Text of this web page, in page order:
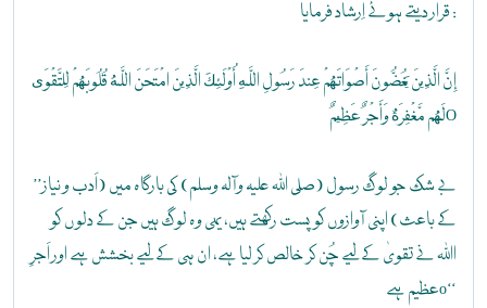
قرار دیتے ہوئے اِرشاد فرمایا :
إِنَّ الَّذِينَ يَغُضُّونَ أَصْوَاتَهُمْ عِندَ رَسُولِ اللَّهِ أُوْلَئِكَ الَّذِينَ امْتَحَنَ اللَّهُ قُلُوبَهُمْ لِلتَّقْوَى
لَهُم مَّغْفِرَةٌ وَأَجْرٌ عَظِيمٌO
’’بے شک جو لوگ رسول (صلی اللہ علیہ وآلہ وسلم) کی بارگاہ میں (اَدب و نیاز
کے باعث) اپنی آوازوں کو پست رکھتے ہیں، یہی وہ لوگ ہیں جن کے دلوں کو
اﷲ نے تقویٰ کے لیے چُن کر خالص کر لیا ہے، ان ہی کے لیے بخشش ہے اور اَجرِ
عظیم ہےo‘‘